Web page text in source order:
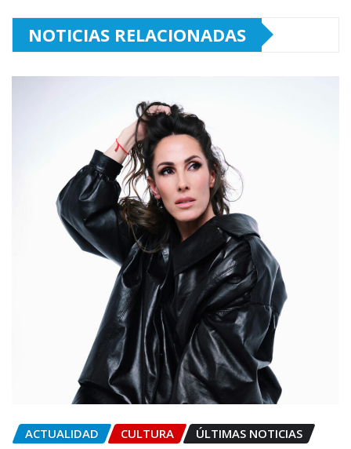
NOTICIAS RELACIONADAS
ACTUALIDAD CULTURA ÚLTIMAS NOTICIAS